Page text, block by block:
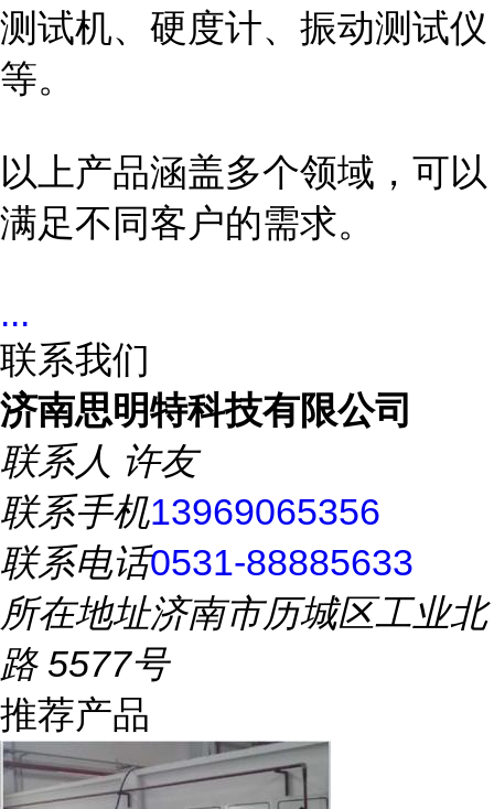
测试机、硬度计、振动测试仪
等。
以上产品涵盖多个领域，可以
满足不同客户的需求。
...
联系我们
济南思明特科技有限公司
联系人 许友
联系手机13969065356
联系电话0531-88885633
所在地址济南市历城区工业北
路 5577号
推荐产品